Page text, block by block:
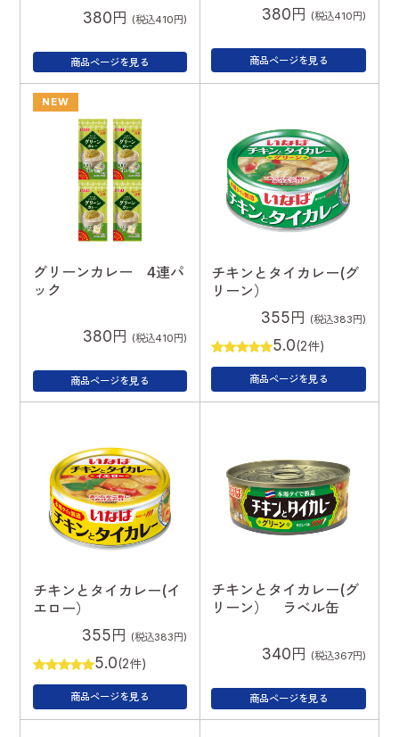
380円 (税込410円)
商品ページを見る
380円 (税込410円)
商品ページを見る
NEW
グリーンカレー 4連パ
ック
380円 (税込410円)
商品ページを見る
チキンとタイカレー(グ
リーン）
355円 (税込383円)
5.0(2件)
商品ページを見る
チキンとタイカレー(イ
エロー）
355円 (税込383円)
5.0(2件)
商品ページを見る
チキンとタイカレー(グ
リーン） ラベル缶
340円 (税込367円)
商品ページを見る